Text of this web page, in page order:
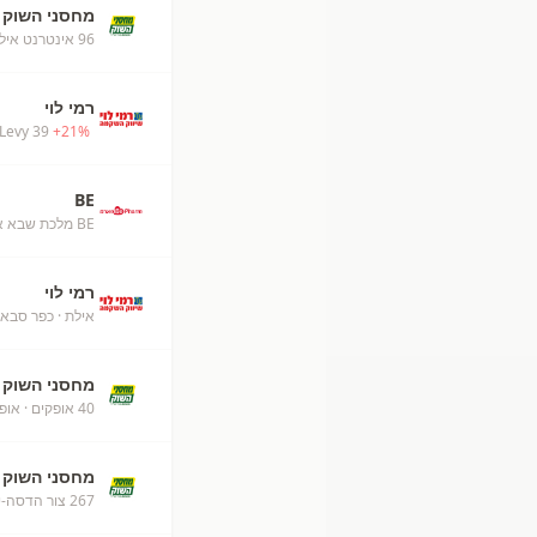
מחסני השוק
96 אינטרנט אילת
רמי לוי
39 +21%
BE
BE מלכת שבא אילת
רמי לוי
אילת · כפר סבא
מחסני השוק
40 אופקים ·
מחסני השוק
267 צור הדסה-ירושלים